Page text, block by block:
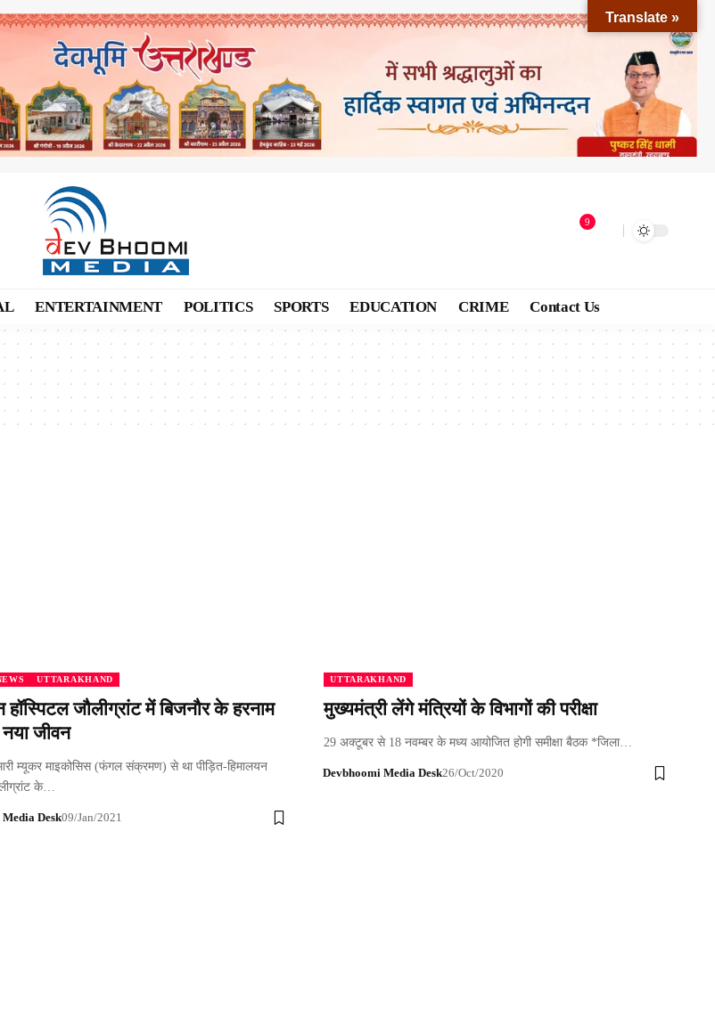
9
ENTERTAINMENT POLITICS SPORTS EDUCATION CRIME Contact Us
UTTARAKHAND
हॉस्पिटल जौलीग्रांट में बिजनौर के हरनाम
जीवन
म्यूकर माइकोसिस (फंगल संक्रमण) से था पीड़ित-हिमालयन
के…
Desk09/Jan/2021
UTTARAKHAND
मुख्यमंत्री लेंगे मंत्रियों के विभागों की परीक्षा
29 अक्टूबर से 18 नवम्बर के मध्य आयोजित होगी समीक्षा बैठक *जिला…
Devbhoomi Media Desk26/Oct/2020
Translate »